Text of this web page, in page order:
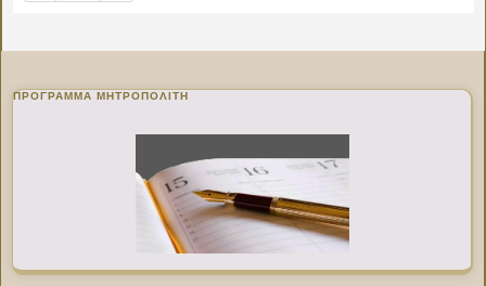
ΠΡΌΓΡΑΜΜΑ ΜΗΤΡΟΠΟΛΊΤΗ